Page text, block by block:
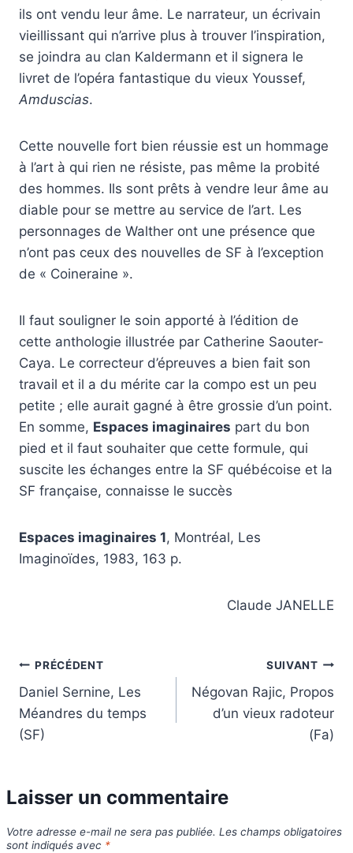
ils ont vendu leur âme. Le narrateur, un écrivain
vieillissant qui n’arrive plus à trouver l’inspiration,
se joindra au clan Kaldermann et il signera le
livret de l’opéra fantastique du vieux Youssef,
Amduscias.
Cette nouvelle fort bien réussie est un hommage
à l’art à qui rien ne résiste, pas même la probité
des hommes. Ils sont prêts à vendre leur âme au
diable pour se mettre au service de l’art. Les
personnages de Walther ont une présence que
n’ont pas ceux des nouvelles de SF à l’exception
de « Coineraine ».
Il faut souligner le soin apporté à l’édition de
cette anthologie illustrée par Catherine Saouter-
Caya. Le correcteur d’épreuves a bien fait son
travail et il a du mérite car la compo est un peu
petite ; elle aurait gagné à être grossie d’un point.
En somme, Espaces imaginaires part du bon
pied et il faut souhaiter que cette formule, qui
suscite les échanges entre la SF québécoise et la
SF française, connaisse le succès
Espaces imaginaires 1, Montréal, Les
Imaginoïdes, 1983, 163 p.
Claude JANELLE
Navigation
de
l’article
PRÉCÉDENT
Daniel Sernine, Les
Méandres du temps
(SF)
SUIVANT
Négovan Rajic, Propos
d’un vieux radoteur
(Fa)
Laisser un commentaire
Votre adresse e-mail ne sera pas publiée. Les champs obligatoires
sont indiqués avec *